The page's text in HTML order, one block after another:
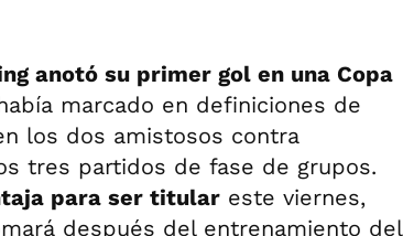
anotó su primer gol en una Copa
marcado en definiciones de
los dos amistosos contra
tres partidos de fase de grupos.
para ser titular este viernes,
después del entrenamiento del